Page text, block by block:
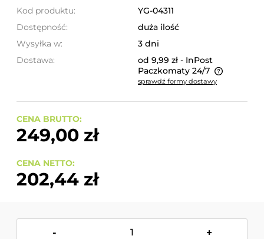
Kod produktu:
YG-04311
Dostępność:
duża ilość
Wysyłka w:
3 dni
Dostawa:
od 9,99 zł - InPost
Paczkomaty 24/7
Cena nie zawiera ewentualnych kosztów płatności
sprawdź formy dostawy
CENA BRUTTO:
249,00 zł
CENA NETTO:
202,44 zł
- +